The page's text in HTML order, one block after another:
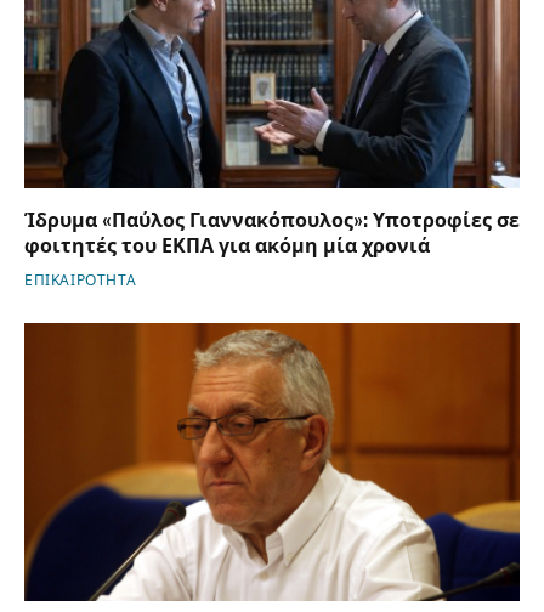
Ίδρυμα «Παύλος Γιαννακόπουλος»: Υποτροφίες σε
φοιτητές του ΕΚΠΑ για ακόμη μία χρονιά
ΕΠΙΚΑΙΡΟΤΗΤΑ